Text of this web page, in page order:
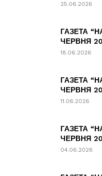
25.06.2026
ГАЗЕТА
ЧЕРВНЯ
18.06.2026
ГАЗЕТА
ЧЕРВНЯ
11.06.2026
ГАЗЕТА
ЧЕРВНЯ
04.06.2026